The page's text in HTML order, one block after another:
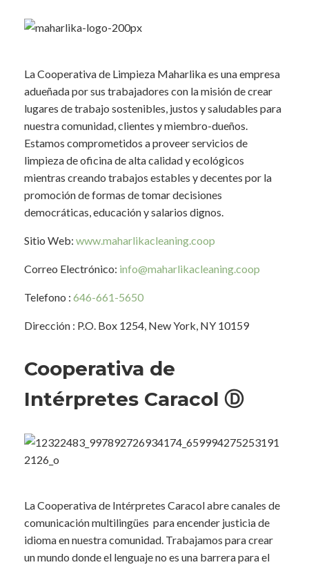
La Cooperativa de Limpieza Maharlika es una empresa
adueñada por sus trabajadores con la misión de crear
lugares de trabajo sostenibles, justos y saludables para
nuestra comunidad, clientes y miembro-dueños.
Estamos comprometidos a proveer servicios de
limpieza de oficina de alta calidad y ecológicos
mientras creando trabajos estables y decentes por la
promoción de formas de tomar decisiones
democráticas, educación y salarios dignos.
Sitio Web: www.maharlikacleaning.coop
Correo Electrónico: info@maharlikacleaning.coop
Telefono : 646-661-5650
Dirección : P.O. Box 1254, New York, NY 10159
Cooperativa de
Intérpretes Caracol Ⓓ
La Cooperativa de Intérpretes Caracol abre canales de
comunicaciónmultilingües para encender justicia de
idioma en nuestra comunidad. Trabajamos para crear
un mundo donde el lenguaje no es una barrera para el